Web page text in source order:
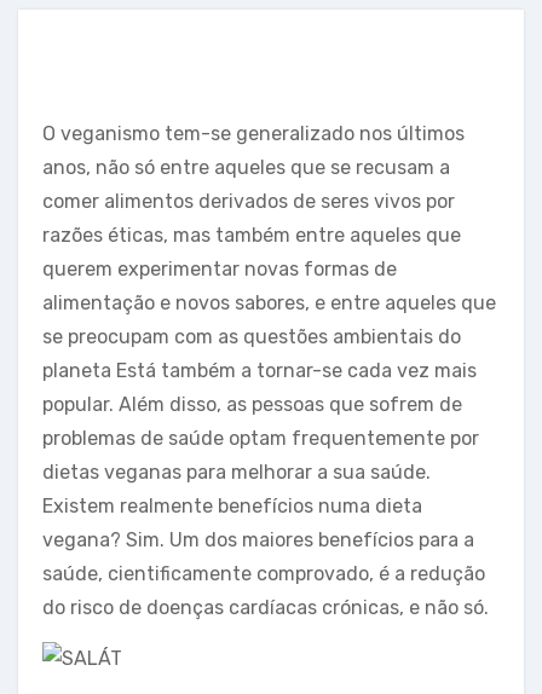
O veganismo tem-se generalizado nos últimos
anos, não só entre aqueles que se recusam a
comer alimentos derivados de seres vivos por
razões éticas, mas também entre aqueles que
querem experimentar novas formas de
alimentação e novos sabores, e entre aqueles que
se preocupam com as questões ambientais do
planeta Está também a tornar-se cada vez mais
popular. Além disso, as pessoas que sofrem de
problemas de saúde optam frequentemente por
dietas veganas para melhorar a sua saúde.
Existem realmente benefícios numa dieta
vegana? Sim. Um dos maiores benefícios para a
saúde, cientificamente comprovado, é a redução
do risco de doenças cardíacas crónicas, e não só.